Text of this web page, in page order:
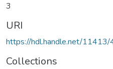
3
URI
https://hdl.handle.net/
Collections